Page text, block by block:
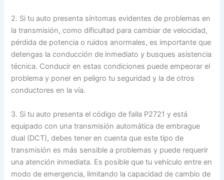
2. Si tu auto presenta síntomas evidentes de problemas en
la transmisión, como dificultad para cambiar de velocidad,
pérdida de potencia o ruidos anormales, es importante que
detengas la conducción de inmediato y busques asistencia
técnica. Conducir en estas condiciones puede empeorar el
problema y poner en peligro tu seguridad y la de otros
conductores en la vía.
3. Si tu auto presenta el código de falla P2721 y está
equipado con una transmisión automática de embrague
dual (DCT), debes tener en cuenta que este tipo de
transmisión es más sensible a problemas y puede requerir
una atención inmediata. Es posible que tu vehículo entre en
modo de emergencia, limitando la capacidad de cambio de